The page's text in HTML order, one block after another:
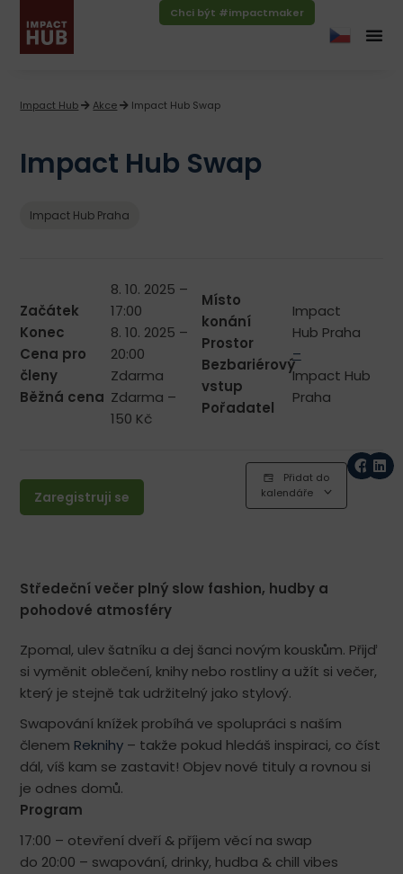
Chci být #impactmaker
Impact Hub Akce Impact Hub Swap
Impact Hub Swap
Impact Hub Praha
Začátek
Konec
Cena pro
členy
Běžná cena
8. 10. 2025 –
17:00
8. 10. 2025 –
20:00
Zdarma
Zdarma –
150 Kč
Místo
konání
Prostor
Bezbariérový
vstup
Pořadatel
Impact
Hub Praha
–
Impact Hub
Praha
Zaregistruji se
kalendáře
Středeční večer plný slow fashion, hudby a
pohodové atmosféry
Zpomal, ulev šatníku a dej šanci novým kouskům. Přijď
si vyměnit oblečení, knihy nebo rostliny a užít si večer,
který je stejně tak udržitelný jako stylový.
Swapování knížek probíhá ve spolupráci s naším
členem Reknihy – takže pokud hledáš inspiraci, co číst
dál, víš kam se zastavit! Objev nové tituly a rovnou si
je odnes domů.
Program
17:00 – otevření dveří & příjem věcí na swap
do 20:00 – swapování, drinky, hudba & chill vibes